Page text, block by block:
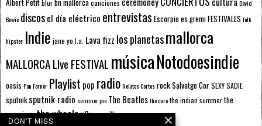
blur canciones
David
Bowie discosel día eléctrico entrevistas Escorpioes gremiFESTIVALES folk
hipster Indie jane yo l.a. Lava fizz los planetasmallorca
MALLORCA LIve FESTIVAL músicaNotodoesindie
oasis Pau Forner Playlist pop radioRelatos CortosrockSalvatge CorSEXY SADIE
sputnik sputnik radio summer pie The Beatlesthe curethe indian summerthe
prussiansthe wheelsu2veranoálbumes
DON'T MISS